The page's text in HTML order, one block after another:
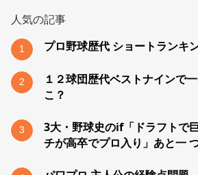
人気の記事
1 プロ野球歴代 ショートランキ
2
１２球団歴代ベストナインで
こ？
3
3大・野球史のif「ドラフトで
チが高卒でプロ入り」あと一